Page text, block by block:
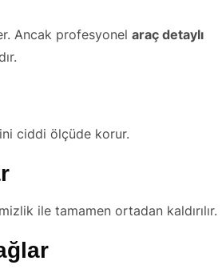
Ancak profesyonel araç detaylı
ciddi ölçüde korur.
ile tamamen ortadan kaldırılır.